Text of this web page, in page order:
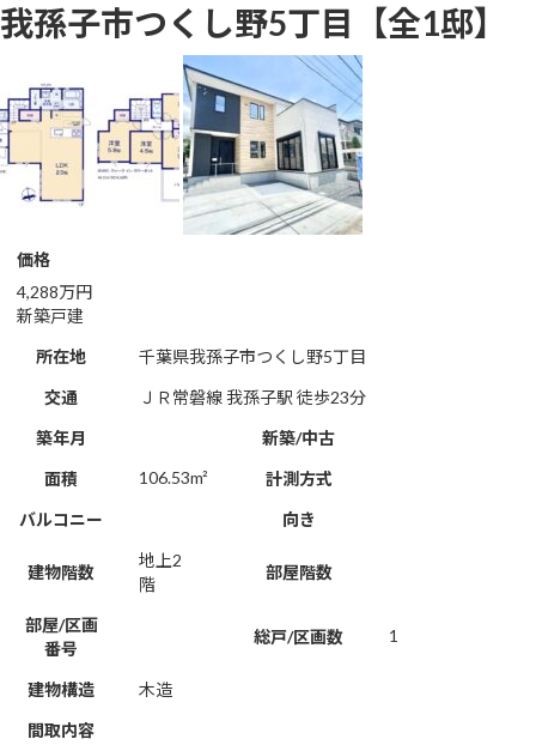
コ
ン
ツ
へ
ス
キ
ナ
ビ
シ
ョ
ン
に
我孫子市つくし野5丁目【全1邸】
価格
4,288万円
新築戸建
所在地
千葉県我孫子市つくし野5丁目
交通
ＪＲ常磐線 我孫子駅 徒歩23分
築年月
新築/中古
面積
106.53m²
計測方式
バルコニー
向き
建物階数
地上2
階
部屋階数
部屋/区画
番号
総戸/区画数 1
建物構造
木造
間取内容